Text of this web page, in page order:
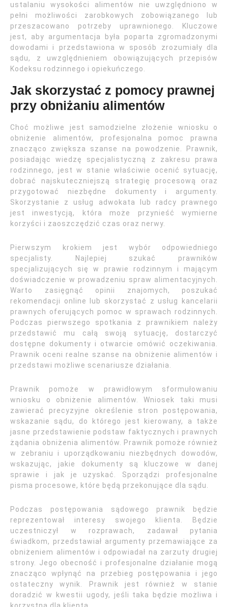
ustalaniu wysokości alimentów nie uwzględniono w
pełni możliwości zarobkowych zobowiązanego lub
przeszacowano potrzeby uprawnionego. Kluczowe
jest, aby argumentacja była poparta zgromadzonymi
dowodami i przedstawiona w sposób zrozumiały dla
sądu, z uwzględnieniem obowiązujących przepisów
Kodeksu rodzinnego i opiekuńczego.
Jak skorzystać z pomocy prawnej
przy obniżaniu alimentów
Choć możliwe jest samodzielne złożenie wniosku o
obniżenie alimentów, profesjonalna pomoc prawna
znacząco zwiększa szanse na powodzenie. Prawnik,
posiadając wiedzę specjalistyczną z zakresu prawa
rodzinnego, jest w stanie właściwie ocenić sytuację,
dobrać najskuteczniejszą strategię procesową oraz
przygotować niezbędne dokumenty i argumenty.
Skorzystanie z usług adwokata lub radcy prawnego
jest inwestycją, która może przynieść wymierne
korzyści i zaoszczędzić czas oraz nerwy.
Pierwszym krokiem jest wybór odpowiedniego
specjalisty. Najlepiej szukać prawników
specjalizujących się w prawie rodzinnym i mającym
doświadczenie w prowadzeniu spraw alimentacyjnych.
Warto zasięgnąć opinii znajomych, poszukać
rekomendacji online lub skorzystać z usług kancelarii
prawnych oferujących pomoc w sprawach rodzinnych.
Podczas pierwszego spotkania z prawnikiem należy
przedstawić mu całą swoją sytuację, dostarczyć
dostępne dokumenty i otwarcie omówić oczekiwania.
Prawnik oceni realne szanse na obniżenie alimentów i
przedstawi możliwe scenariusze działania.
Prawnik pomoże w prawidłowym sformułowaniu
wniosku o obniżenie alimentów. Wniosek taki musi
zawierać precyzyjne określenie stron postępowania,
wskazanie sądu, do którego jest kierowany, a także
jasne przedstawienie podstaw faktycznych i prawnych
żądania obniżenia alimentów. Prawnik pomoże również
w zebraniu i uporządkowaniu niezbędnych dowodów,
wskazując, jakie dokumenty są kluczowe w danej
sprawie i jak je uzyskać. Sporządzi profesjonalne
pisma procesowe, które będą przekonujące dla sądu.
Podczas postępowania sądowego prawnik będzie
reprezentował interesy swojego klienta. Będzie
uczestniczył w rozprawach, zadawał pytania
świadkom, przedstawiał argumenty przemawiające za
obniżeniem alimentów i odpowiadał na zarzuty drugiej
strony. Jego obecność i profesjonalne działanie mogą
znacząco wpłynąć na przebieg postępowania i jego
ostateczny wynik. Prawnik jest również w stanie
doradzić w kwestii ugody, jeśli taka będzie możliwa i